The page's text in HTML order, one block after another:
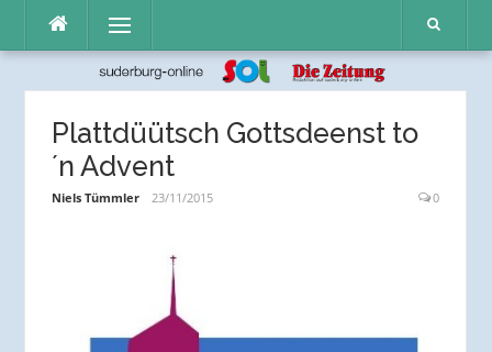
Inhalt
Menü
Plattdüütsch Gottsdeenst to
´n Advent
Niels Tümmler 23/11/2015 0